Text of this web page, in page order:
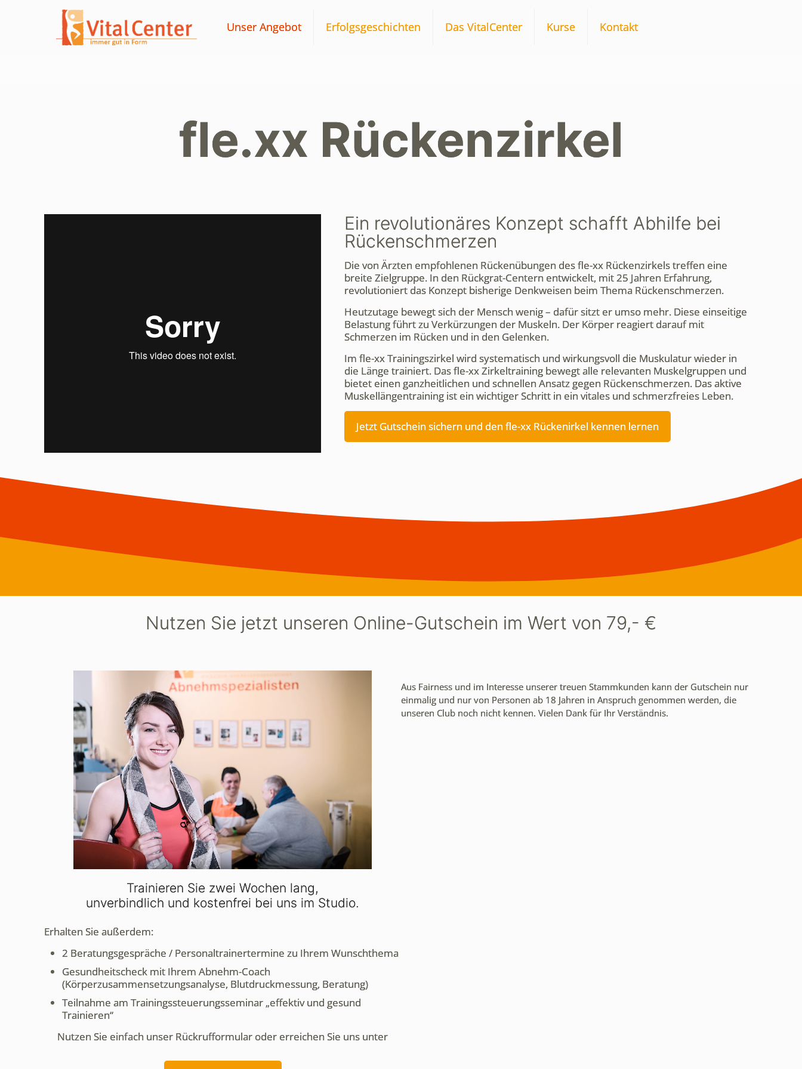
Unser Angebot Erfolgsgeschichten Das VitalCenter Kurse Kontakt
fle.xx Rückenzirkel
Ein revolutionäres Konzept schafft Abhilfe bei
Rückenschmerzen
Die von Ärzten empfohlenen Rückenübungen des fle-xx Rückenzirkels treffen eine
breite Zielgruppe. In den Rückgrat-Centern entwickelt, mit 25 Jahren Erfahrung,
revolutioniert das Konzept bisherige Denkweisen beim Thema Rückenschmerzen.
Heutzutage bewegt sich der Mensch wenig – dafür sitzt er umso mehr. Diese einseitige
Belastung führt zu Verkürzungen der Muskeln. Der Körper reagiert darauf mit
Schmerzen im Rücken und in den Gelenken.
Im fle-xx Trainingszirkel wird systematisch und wirkungsvoll die Muskulatur wieder in
die Länge trainiert. Das fle-xx Zirkeltraining bewegt alle relevanten Muskelgruppen und
bietet einen ganzheitlichen und schnellen Ansatz gegen Rückenschmerzen. Das aktive
Muskellängentraining ist ein wichtiger Schritt in ein vitales und schmerzfreies Leben.
Jetzt Gutschein sichern und den fle-xx Rückenirkel kennen lernen
Nutzen Sie jetzt unseren Online-Gutschein im Wert von 79,- €
Trainieren Sie zwei Wochen lang,
unverbindlich und kostenfrei bei uns im Studio.
Erhalten Sie außerdem:
2 Beratungsgespräche / Personaltrainertermine zu Ihrem Wunschthema
Gesundheitscheck mit Ihrem Abnehm-Coach
(Körperzusammensetzungsanalyse, Blutdruckmessung, Beratung)
Teilnahme am Trainingssteuerungsseminar „effektiv und gesund
Trainieren“
Nutzen Sie einfach unser Rückrufformular oder erreichen Sie uns unter
Aus Fairness und im Interesse unserer treuen Stammkunden kann der Gutschein nur
einmalig und nur von Personen ab 18 Jahren in Anspruch genommen werden, die
unseren Club noch nicht kennen. Vielen Dank für Ihr Verständnis.